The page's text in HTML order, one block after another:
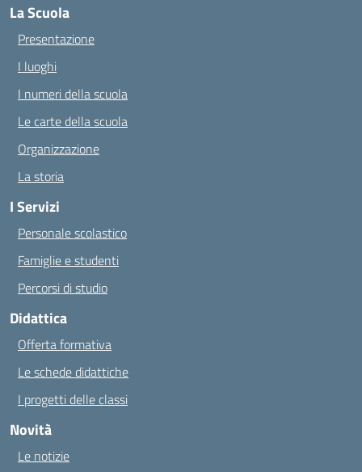
La Scuola
Presentazione
I luoghi
I numeri della scuola
Le carte della scuola
Organizzazione
La storia
I Servizi
Personale scolastico
Famiglie e studenti
Percorsi di studio
Didattica
Offerta formativa
Le schede didattiche
I progetti delle classi
Novità
Le notizie